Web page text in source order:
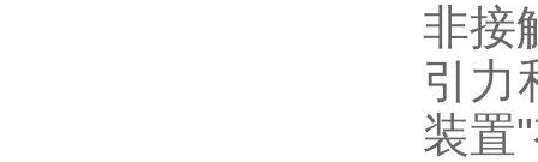
非接
引力
装置